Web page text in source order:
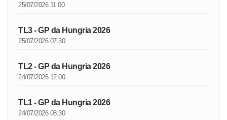
25/07/2026 11:00
TL3 - GP da Hungria 2026
25/07/2026 07:30
TL2 - GP da Hungria 2026
24/07/2026 12:00
TL1 - GP da Hungria 2026
24/07/2026 08:30